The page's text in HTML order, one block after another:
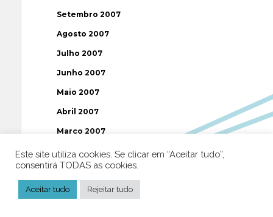
Setembro 2007
Agosto 2007
Julho 2007
Junho 2007
Maio 2007
Abril 2007
Março 2007
Fevereiro 2007
Janeiro 2007
Dezembro 2006
Este site utiliza cookies. Se clicar em “Aceitar tudo”,
consentirá TODAS as cookies.
Aceitar tudo Rejeitar tudo